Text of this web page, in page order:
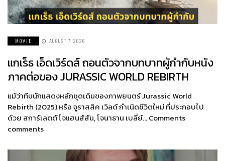
MOVIE AUGUST 7, 2026
แกเร็ธ เอ็ดเวิร์ดส์ ถอนตัวจากบทบาทผู้กำกับหนัง
ภาคต่อของ JURASSIC WORLD REBIRTH
แม้ว่าทีมนักแสดงหลักชุดเดิมของภาพยนตร์ Jurassic World
Rebirth (2025) หรือ จูราสสิค เวิลด์ กำเนิดชีวิตใหม่ ที่ประกอบไป
ด้วย สการ์เลตต์ โจแฮนส์สัน, โจนาธาน เบลี่ย์… Comments
comments